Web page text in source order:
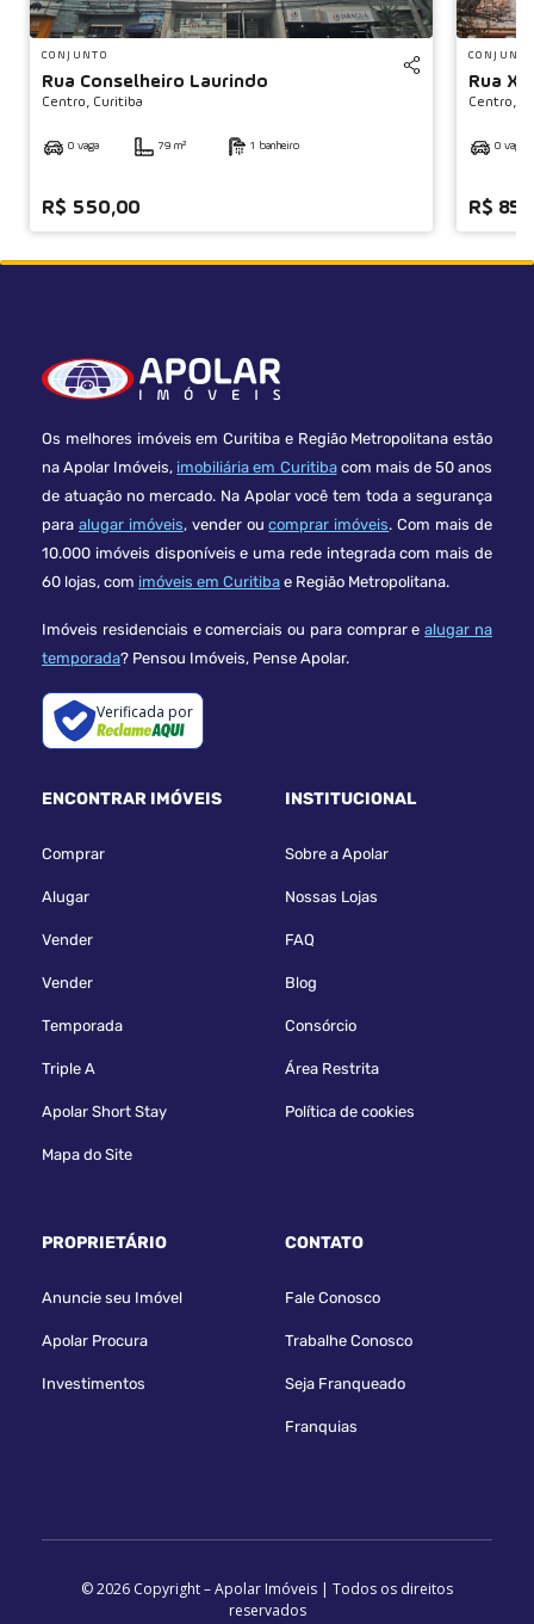
CONJUNTO
Rua Conselheiro Laurindo
Centro, Curitiba
0 vaga 79 m² 1 banheiro
R$ 550,00
CONJUNTO
Rua
Centro,
0 vaga
R$
Os melhores imóveis em Curitiba e Região Metropolitana estão
na Apolar Imóveis, imobiliária em Curitibacom mais de 50 anos
de atuação no mercado. Na Apolar você tem toda a segurança
para alugar imóveis, vender oucomprar imóveis. Com mais de
10.000 imóveis disponíveis e uma rede integrada com mais de
60 lojas, com imóveis em Curitiba e Região Metropolitana.
Imóveis residenciais e comerciais ou para comprar ealugar na
temporada? Pensou Imóveis, Pense Apolar.
Verificada por
ENCONTRAR IMÓVEIS
Comprar
Alugar
Vender
Vender
Temporada
Triple A
Apolar Short Stay
Mapa do Site
INSTITUCIONAL
Sobre a Apolar
Nossas Lojas
FAQ
Blog
Consórcio
Área Restrita
Política de cookies
PROPRIETÁRIO
Anuncie seu Imóvel
Apolar Procura
Investimentos
CONTATO
Fale Conosco
Trabalhe Conosco
Seja Franqueado
Franquias
© 2026 Copyright – Apolar Imóveis | Todos os direitos
reservados